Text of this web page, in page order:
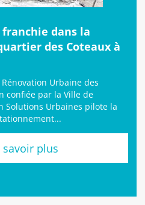
dans la
des Coteaux à
Urbaine des
confiée par la Ville de
Solutions Urbaines pilote la
savoir plus